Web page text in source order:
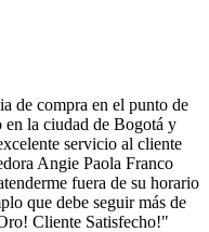
de compra en el punto de
la ciudad de Bogotá y
servicio al cliente
Angie Paola Franco
fuera de su horario
que debe seguir más de
Cliente Satisfecho!"